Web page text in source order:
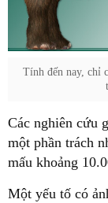
Tính đến nay, chỉ
Các nghiên cứu
một phần trách
mấu khoảng
Một yếu tố có